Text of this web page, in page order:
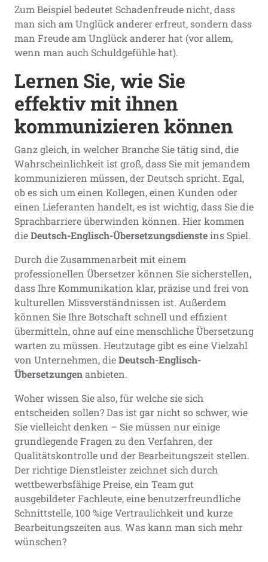
Zum Beispiel bedeutet Schadenfreude nicht, dass
man sich am Unglück anderer erfreut, sondern dass
man Freude am Unglück anderer hat (vor allem,
wenn man auch Schuldgefühle hat).
Lernen Sie, wie Sie
effektiv mit ihnen
kommunizieren können
Ganz gleich, in welcher Branche Sie tätig sind, die
Wahrscheinlichkeit ist groß, dass Sie mit jemandem
kommunizieren müssen, der Deutsch spricht. Egal,
ob es sich um einen Kollegen, einen Kunden oder
einen Lieferanten handelt, es ist wichtig, dass Sie die
Sprachbarriere überwinden können. Hier kommen
dieDeutsch-Englisch-Übersetzungsdiensteins Spiel.
Durch die Zusammenarbeit mit einem
professionellen Übersetzer können Sie sicherstellen,
dass Ihre Kommunikation klar, präzise und frei von
kulturellen Missverständnissen ist. Außerdem
können Sie Ihre Botschaft schnell und effizient
übermitteln, ohne auf eine menschliche Übersetzung
warten zu müssen. Heutzutage gibt es eine Vielzahl
von Unternehmen, dieDeutsch-Englisch-
Übersetzungenanbieten.
Woher wissen Sie also, für welche sie sich
entscheiden sollen? Das ist gar nicht so schwer, wie
Sie vielleicht denken – Sie müssen nur einige
grundlegende Fragen zu den Verfahren, der
Qualitätskontrolle und der Bearbeitungszeit stellen.
Der richtige Dienstleister zeichnet sich durch
wettbewerbsfähige Preise, ein Team gut
ausgebildeter Fachleute, eine benutzerfreundliche
Schnittstelle, 100 %ige Vertraulichkeit und kurze
Bearbeitungszeiten aus. Was kann man sich mehr
wünschen?